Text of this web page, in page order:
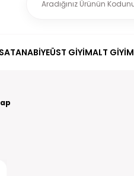
ABİYEÜST GİYİMALT GİYİM